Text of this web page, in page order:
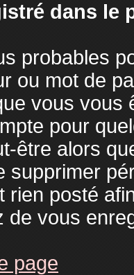
dans le
probables
ou mot de
vous vous
pour
être alors
supprimer
rien posté
de vous
page